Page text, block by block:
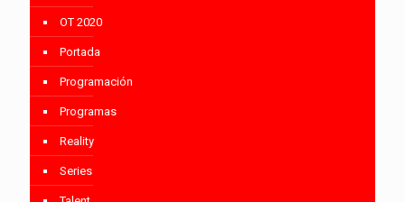
OT 2020
Portada
Programación
Programas
Reality
Series